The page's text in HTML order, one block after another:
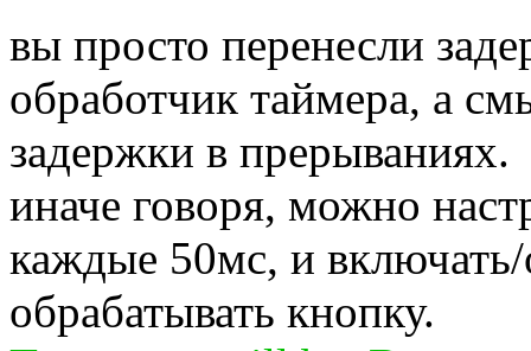
вы просто перенесли
обработчик таймера, а
задержки в прерываниях.
иначе говоря, можно
каждые 50мс, и
обрабатывать кнопку.